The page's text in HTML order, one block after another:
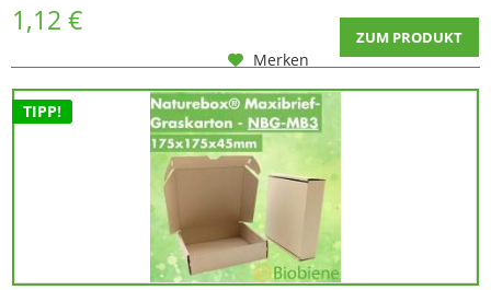
1,12 € ZUM PRODUKT
Merken
TIPP!